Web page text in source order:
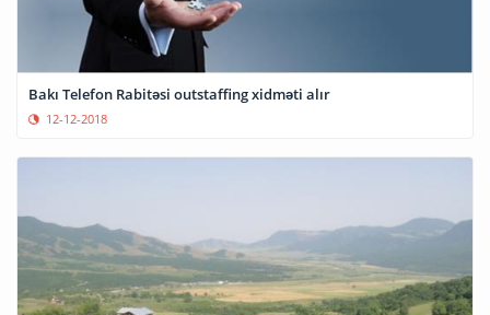
Bakı Telefon Rabitəsi outstaffing xidməti alır
12-12-2018